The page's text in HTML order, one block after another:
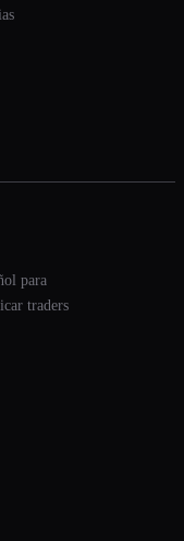
para
traders